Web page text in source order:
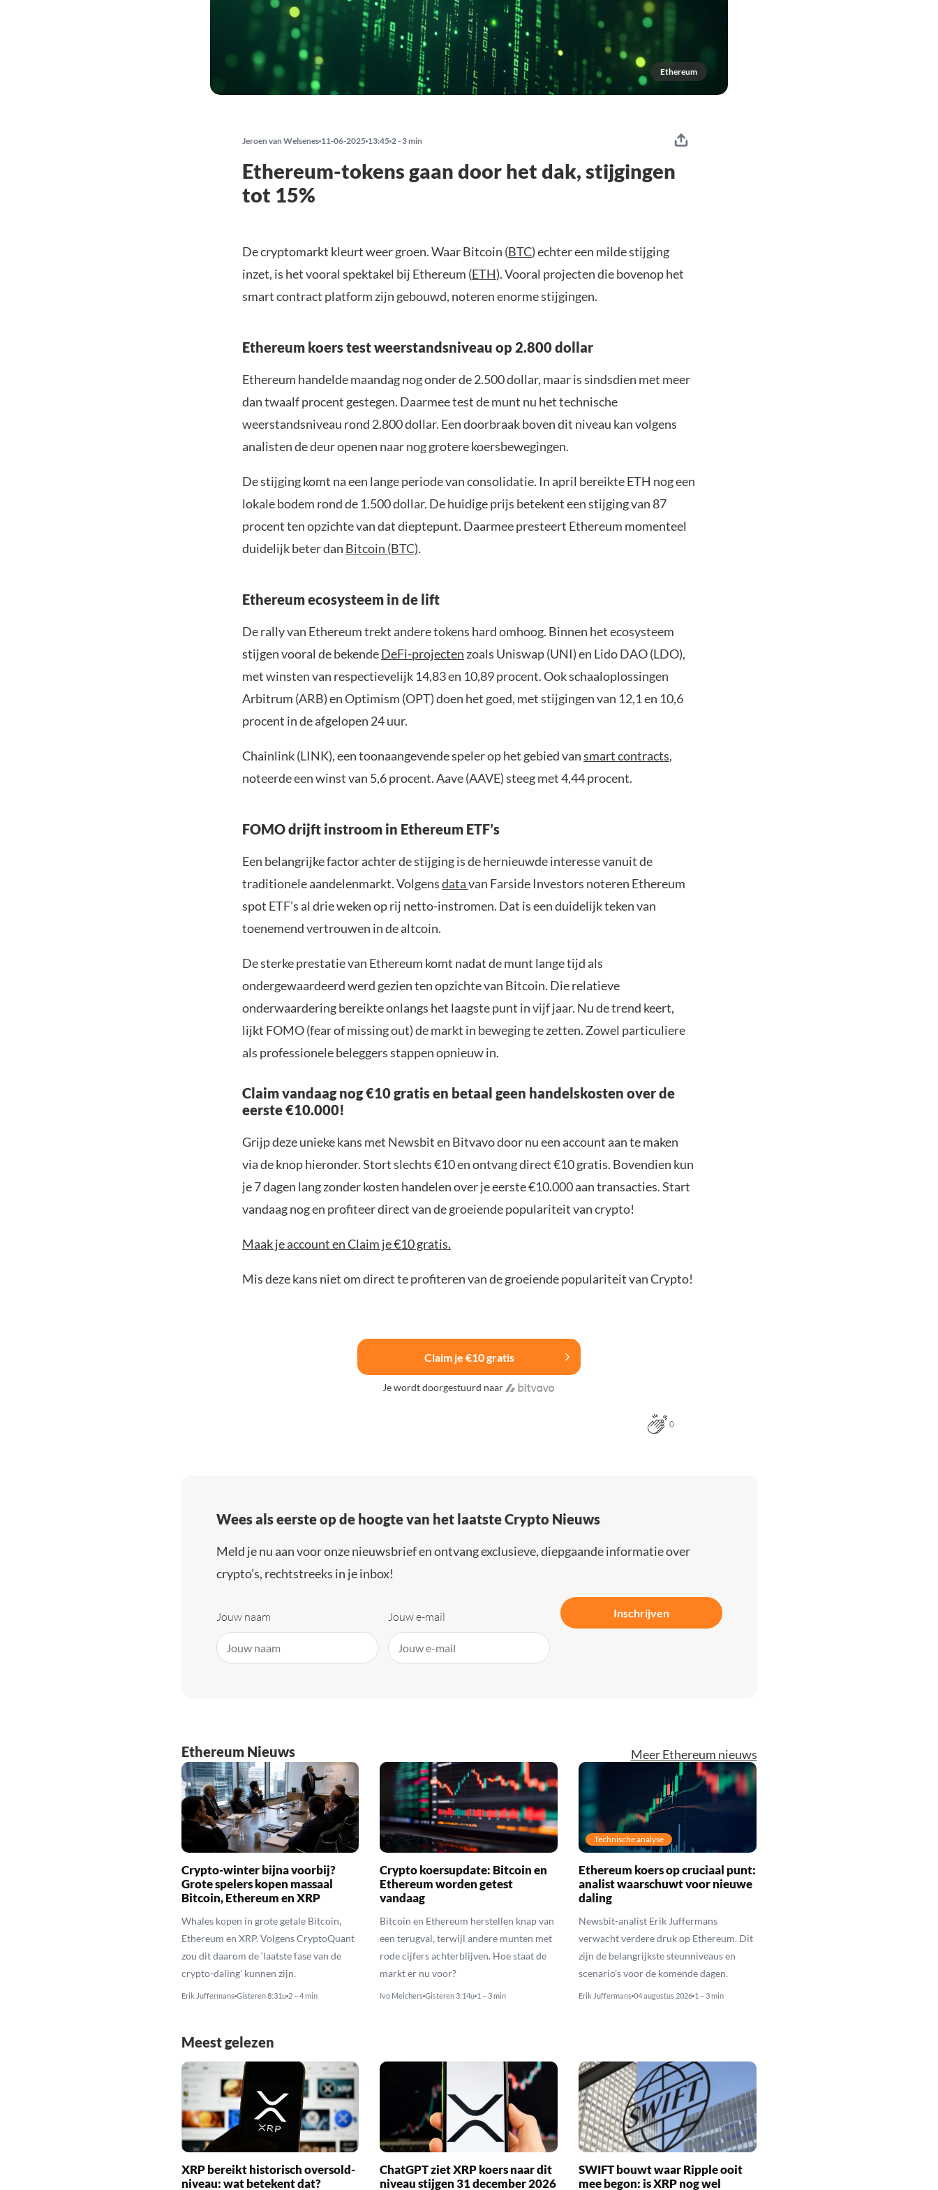
Ethereum
Jeroen van Welsenes 11-06-2025 13:45 2 - 3 min
Ethereum-tokens gaan door het dak, stijgingen
tot 15%
De cryptomarkt kleurt weer groen. Waar Bitcoin (BTC) echter een milde stijging
inzet, is het vooral spektakel bij Ethereum (ETH). Vooral projecten die bovenop het
smart contract platform zijn gebouwd, noteren enorme stijgingen.
Ethereum koers test weerstandsniveau op 2.800 dollar
Ethereum handelde maandag nog onder de 2.500 dollar, maar is sindsdien met meer
dan twaalf procent gestegen. Daarmee test de munt nu het technische
weerstandsniveau rond 2.800 dollar. Een doorbraak boven dit niveau kan volgens
analisten de deur openen naar nog grotere koersbewegingen.
De stijging komt na een lange periode van consolidatie. In april bereikte ETH nog een
lokale bodem rond de 1.500 dollar. De huidige prijs betekent een stijging van 87
procent ten opzichte van dat dieptepunt. Daarmee presteert Ethereum momenteel
duidelijk beter dan Bitcoin (BTC).
Ethereum ecosysteem in de lift
De rally van Ethereum trekt andere tokens hard omhoog. Binnen het ecosysteem
stijgen vooral de bekendeDeFi-projecten zoals Uniswap (UNI) en Lido DAO (LDO),
met winsten van respectievelijk 14,83 en 10,89 procent. Ook schaaloplossingen
Arbitrum (ARB) en Optimism (OPT) doen het goed, met stijgingen van 12,1 en 10,6
procent in de afgelopen 24 uur.
Chainlink (LINK), een toonaangevende speler op het gebied vansmart contracts,
noteerde een winst van 5,6 procent. Aave (AAVE) steeg met 4,44 procent.
FOMO drijft instroom in Ethereum ETF’s
Een belangrijke factor achter de stijging is de hernieuwde interesse vanuit de
traditionele aandelenmarkt. Volgensdatavan Farside Investors noteren Ethereum
spot ETF’s al drie weken op rij netto-instromen. Dat is een duidelijk teken van
toenemend vertrouwen in de altcoin.
De sterke prestatie van Ethereum komt nadat de munt lange tijd als
ondergewaardeerd werd gezien ten opzichte van Bitcoin. Die relatieve
onderwaardering bereikte onlangs het laagste punt in vijf jaar. Nu de trend keert,
lijkt FOMO (fear of missing out) de markt in beweging te zetten. Zowel particuliere
als professionele beleggers stappen opnieuw in.
Claim vandaag nog €10 gratis en betaal geen handelskosten over de
eerste €10.000!
Grijp deze unieke kans met Newsbit en Bitvavo door nu een account aan te maken
via de knop hieronder. Stort slechts €10 en ontvang direct €10 gratis. Bovendien kun
je 7 dagen lang zonder kosten handelen over je eerste €10.000 aan transacties. Start
vandaag nog en profiteer direct van de groeiende populariteit van crypto!
Maak je account en Claim je €10 gratis.
Mis deze kans niet om direct te profiteren van de groeiende populariteit van Crypto!
Claim je €10 gratis
Je wordt doorgestuurd naar
0
Wees als eerste op de hoogte van het laatste Crypto Nieuws
Meld je nu aan voor onze nieuwsbrief en ontvang exclusieve, diepgaande informatie over
crypto’s, rechtstreeks in je inbox!
Jouw naam Jouw e-mail Inschrijven
Ethereum Nieuws Meer Ethereum nieuws
Crypto-winter bijna voorbij?
Grote spelers kopen massaal
Bitcoin, Ethereum en XRP
Whales kopen in grote getale Bitcoin,
Ethereum en XRP. Volgens CryptoQuant
zou dit daarom de ‘laatste fase van de
crypto-daling’ kunnen zijn.
Erik Juffermans Gisteren 8:31u 2 – 4 min
Crypto koersupdate: Bitcoin en
Ethereum worden getest
vandaag
Bitcoin en Ethereum herstellen knap van
een terugval, terwijl andere munten met
rode cijfers achterblijven. Hoe staat de
markt er nu voor?
Ivo Melchers Gisteren 3:14u 1 – 3 min
Technische analyse
Ethereum koers op cruciaal punt:
analist waarschuwt voor nieuwe
daling
Newsbit-analist Erik Juffermans
verwacht verdere druk op Ethereum. Dit
zijn de belangrijkste steunniveaus en
scenario’s voor de komende dagen.
Erik Juffermans 04 augustus 2026 1 – 3 min
Meest gelezen
XRP bereikt historisch oversold-
niveau: wat betekent dat?
ChatGPT ziet XRP koers naar dit
niveau stijgen 31 december 2026
SWIFT bouwt waar Ripple ooit
mee begon: is XRP nog wel